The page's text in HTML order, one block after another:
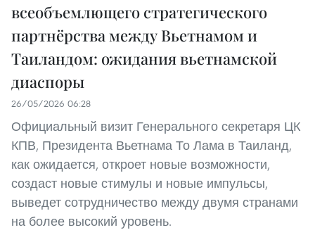
всеобъемлющего стратегического
партнёрства между Вьетнамом и
Таиландом: ожидания вьетнамской
диаспоры
26/05/2026 06:28
Официальный визит Генерального секретаря ЦК
КПВ, Президента Вьетнама То Лама в Таиланд,
как ожидается, откроет новые возможности,
создаст новые стимулы и новые импульсы,
выведет сотрудничество между двумя странами
на более высокий уровень.